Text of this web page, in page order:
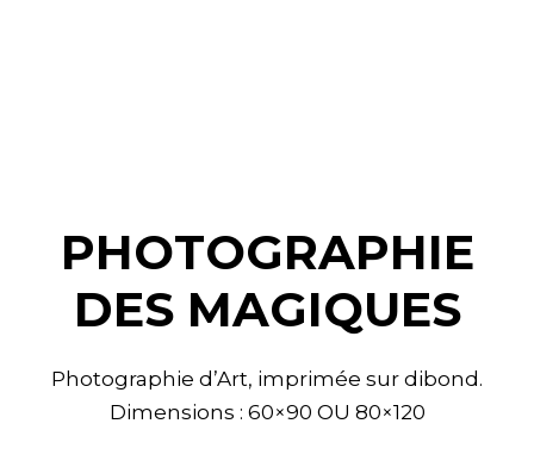
PHOTOGRAPHIE
DES MAGIQUES
Photographie d’Art, imprimée sur dibond.
Dimensions : 60×90 OU 80×120